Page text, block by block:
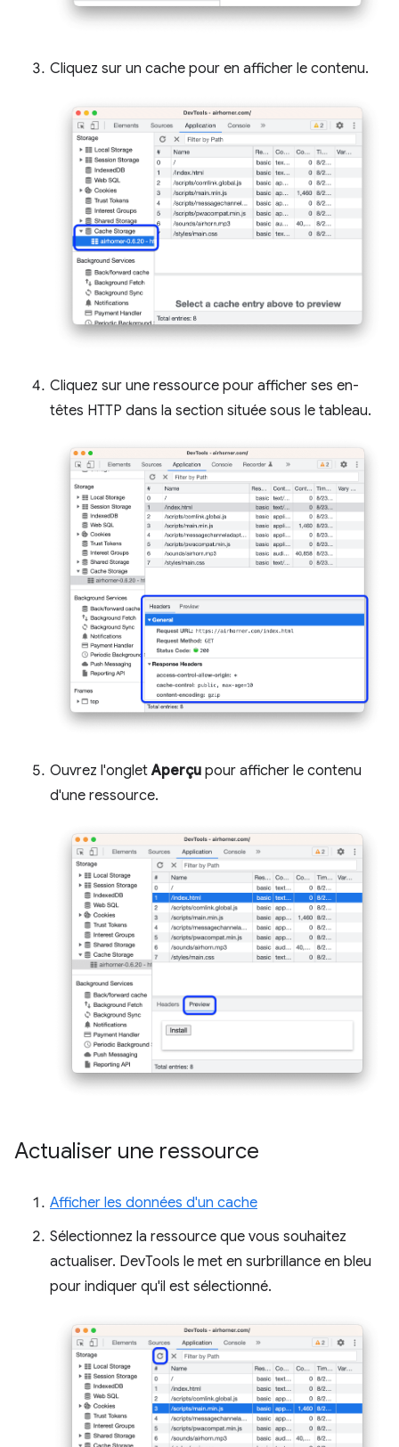
Cliquez sur un cache pour en afficher le contenu.
Cliquez sur une ressource pour afficher ses en-
têtes HTTP dans la section située sous le tableau.
Ouvrez l'ongletAperçu pour afficher le contenu
d'une ressource.
Actualiser une ressource
Afficher les données d'un cache
Sélectionnez la ressource que vous souhaitez
actualiser. DevTools le met en surbrillance en bleu
pour indiquer qu'il est sélectionné.